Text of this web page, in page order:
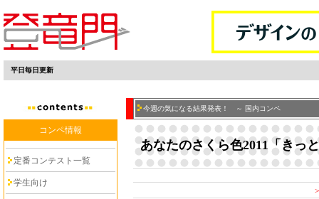
平日毎日更新
今週の気になる結果発表！ ～ 国内コンペ
コンペ情報
定番コンテスト一覧
学生向け
あなたのさくら色2011「きっ